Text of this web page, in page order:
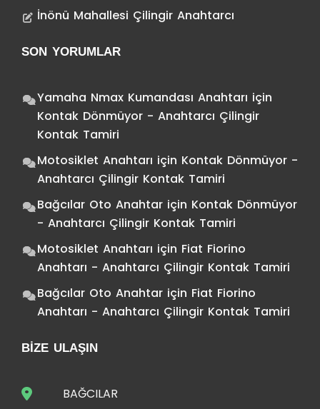
İnönü Mahallesi Çilingir Anahtarcı
SON YORUMLAR
Yamaha Nmax Kumandası Anahtarı için
Kontak Dönmüyor - Anahtarcı Çilingir
Kontak Tamiri
Motosiklet Anahtarı için Kontak Dönmüyor -
Anahtarcı Çilingir Kontak Tamiri
Bağcılar Oto Anahtar için Kontak Dönmüyor
- Anahtarcı Çilingir Kontak Tamiri
Motosiklet Anahtarı için Fiat Fiorino
Anahtarı - Anahtarcı Çilingir Kontak Tamiri
Bağcılar Oto Anahtar için Fiat Fiorino
Anahtarı - Anahtarcı Çilingir Kontak Tamiri
BIZE ULAŞIN
BAĞCILAR